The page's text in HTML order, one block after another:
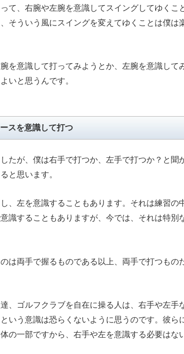
て、右腕や左腕を意識してスイングしてゆくこ
そういう風にスイングを変えてゆくことは僕は
を意識して打ってみようとか、左腕を意識して
いと思うんです。
スを意識して打つ
たが、僕は右手で打つか、左手で打つか？と聞
と思います。
、左を意識することもあります。それは練習の
識することもありますが、今では、それは特別
は両手で握るものである以上、両手で打つもの
、ゴルフクラブを自在に操る人は、右手や左手
いう意識は恐らくないように思うのです。彼ら
の一部ですから、右手や左を意識する必要はな